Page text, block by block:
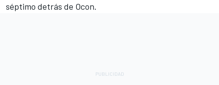
séptimo detrás de Ocon.